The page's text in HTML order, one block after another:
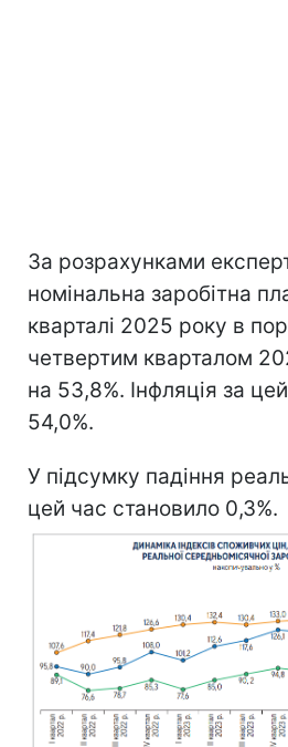
За розрахунками
номінальна заробітна
кварталі 2025 року в
четвертим кварталом
на 53,8%. Інфляція за
54,0%.
У підсумку падіння
цей час становило 0,3%.